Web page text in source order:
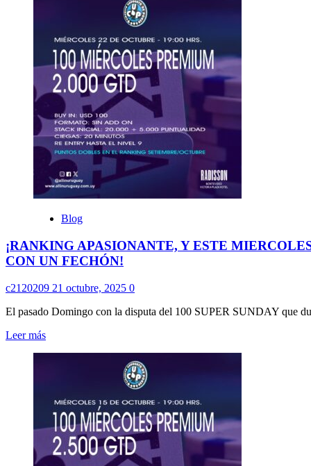
CONFIRMADOS
LOS
NOMBRES
QUE
JUGARAN
GRAN
FINAL
POR
EL
AUTO
0KM
EL
2
DICIEMBRE
EN
Blog
¡RANKING APASIONANTE, Y ESTE
CON UN FECHÓN!
c2120209 21 octubre, 2025 0
El pasado Domingo con la disputa del 100 SUPER SUNDAY que
Leer másLeer
APASIONANTE,
ESTE
MIERCOLES,
EN
LA
PREVIA